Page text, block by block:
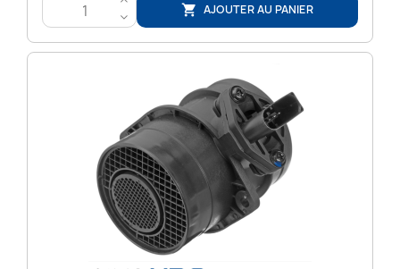
<
 AJOUTER AU PANIER